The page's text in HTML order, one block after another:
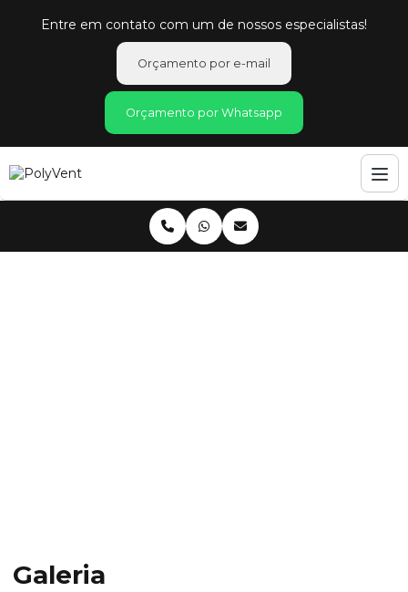
Entre em contato com um de nossos especialistas!
Orçamento por e-mail
Orçamento por Whatsapp
Galeria